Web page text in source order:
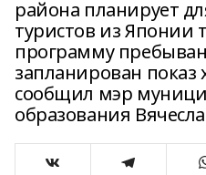
района планирует
туристов из Японии
программу
запланирован показ
сообщил мэр
образования